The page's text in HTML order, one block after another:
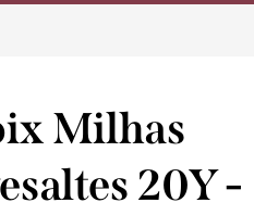
Milhas
20Y -